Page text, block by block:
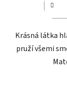
Krásná látka
pruží všemi